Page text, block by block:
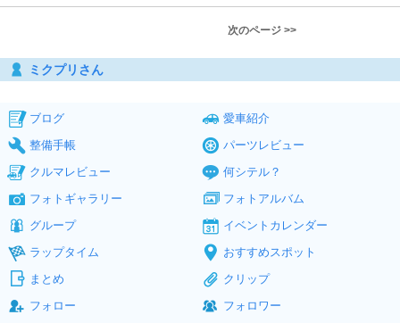
次のページ >>
ミクプリさん
ブログ
愛車紹介
整備手帳
パーツレビュー
クルマレビュー
何シテル？
フォトギャラリー
フォトアルバム
グループ
イベントカレンダー
ラップタイム
おすすめスポット
まとめ
クリップ
フォロー
フォロワー